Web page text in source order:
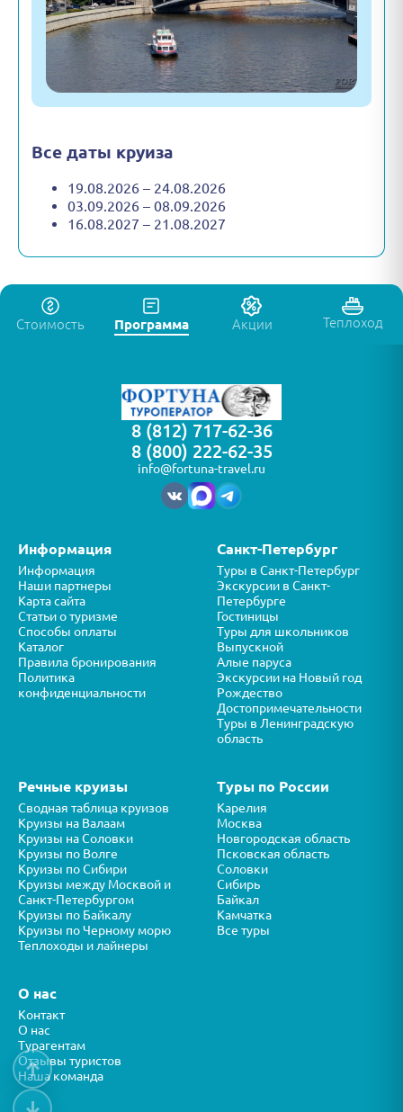
Все даты круиза
19.08.2026 – 24.08.2026
03.09.2026 – 08.09.2026
16.08.2027 – 21.08.2027
Стоимость Программа Акции Теплоход
8 (812) 717-62-36
8 (800) 222-62-35
info@fortuna-travel.ru
Информация
Информация
Наши партнеры
Карта сайта
Статьи о туризме
Способы оплаты
Каталог
Правила бронирования
Политика
конфиденциальности
Санкт-Петербург
Туры в Санкт-Петербург
Экскурсии в Санкт-
Петербурге
Гостиницы
Туры для школьников
Выпускной
Алые паруса
Экскурсии на Новый год
Рождество
Достопримечательности
Туры в Ленинградскую
область
Речные круизы
Сводная таблица круизов
Круизы на Валаам
Круизы на Соловки
Круизы по Волге
Круизы по Сибири
Круизы между Москвой и
Санкт-Петербургом
Круизы по Байкалу
Круизы по Черному морю
Теплоходы и лайнеры
Туры по России
Карелия
Москва
Новгородская область
Псковская область
Соловки
Сибирь
Байкал
Камчатка
Все туры
О нас
Контакт
О нас
Турагентам
Отзывы туристов
Наша команда
↑